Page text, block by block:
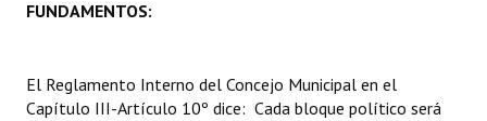
Comunicaciones
FUNDAMENTOS:
El Reglamento Interno del Concejo Municipal en el
Capítulo III-Artículo 10º dice:  Cada bloque político será